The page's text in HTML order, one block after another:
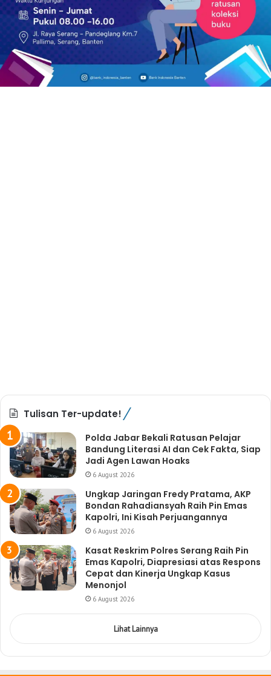
Tulisan Ter-update!
Polda Jabar Bekali Ratusan Pelajar
Bandung Literasi AI dan Cek Fakta, Siap
Jadi Agen Lawan Hoaks
6 August 2026
Ungkap Jaringan Fredy Pratama, AKP
Bondan Rahadiansyah Raih Pin Emas
Kapolri, Ini Kisah Perjuangannya
6 August 2026
Kasat Reskrim Polres Serang Raih Pin
Emas Kapolri, Diapresiasi atas Respons
Cepat dan Kinerja Ungkap Kasus
Menonjol
6 August 2026
Lihat Lainnya